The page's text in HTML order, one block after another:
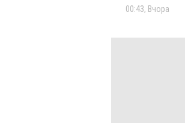
00:43, Вчора